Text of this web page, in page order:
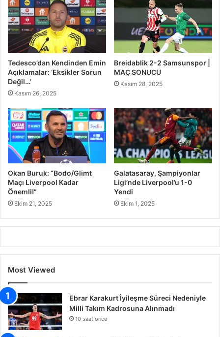
Tedesco’dan Kendinden Emin
Açıklamalar: ‘Eksikler Sorun
Değil…’
Kasım 26, 2025
Breidablik 2-2 Samsunspor |
MAÇ SONUCU
Kasım 28, 2025
Okan Buruk: “Bodo/Glimt
Maçı Liverpool Kadar
Önemli!”
Ekim 21, 2025
Galatasaray, Şampiyonlar
Ligi’nde Liverpool’u 1-0
Yendi
Ekim 1, 2025
Most Viewed
Ebrar Karakurt İyileşme Süreci Nedeniyle
Milli Takım Kadrosuna Alınmadı
10 saat önce